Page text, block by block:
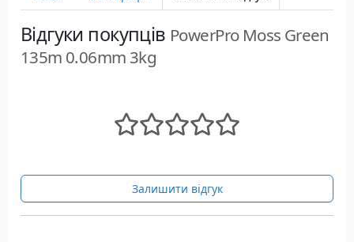
Відгуки покупців PowerPro Moss Green
135m 0.06mm 3kg
Залишити відгук